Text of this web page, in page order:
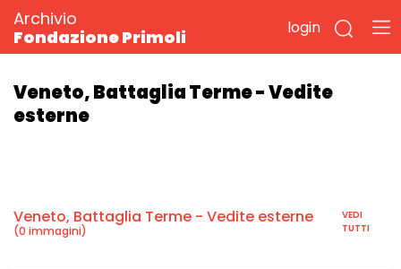
Archivio
Fondazione Primoli
login
Veneto, Battaglia Terme - Vedite
esterne
Veneto, Battaglia Terme - Vedite esterne
(0 immagini)
VEDI
TUTTI